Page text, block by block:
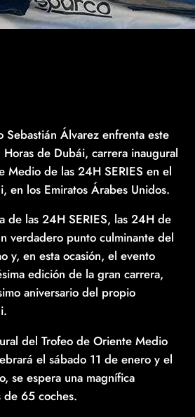
Sebastián Álvarez enfrenta este
de Dubái, carrera inaugural
Medio de las 24H SERIES en el
en los Emiratos Árabes Unidos.
de las 24H SERIES, las 24H de
verdadero punto culminante del
y, en esta ocasión, el evento
edición de la gran carrera,
aniversario del propio
del Trofeo de Oriente Medio
el sábado 11 de enero y el
se espera una magnífica
de 65 coches.